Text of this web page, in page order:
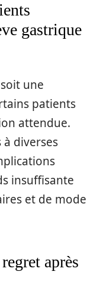
gastrique
une
patients
attendue.
diverses
insuffisante
et de mode
après